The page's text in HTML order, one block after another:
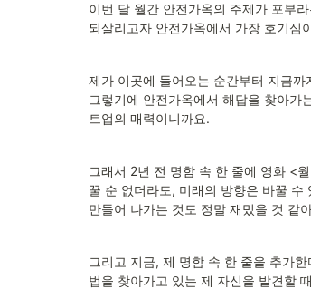
이번 달 월간 안전가옥의 주제가 포부
되살리고자 안전가옥에서 가장 호기심
제가 이곳에 들어오는 순간부터 지금
그렇기에 안전가옥에서 해답을 찾아
트업의 매력이니까요.
그래서 2년 전 명함 속 한 줄에 영화 <
꿀 순 없더라도, 미래의 방향은 바꿀
만들어 나가는 것도 정말 재밌을 것 같
그리고 지금, 제 명함 속 한 줄을 추가
법을 찾아가고 있는 제 자신을 발견할